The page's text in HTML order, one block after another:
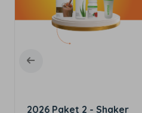
2026 Paket 3 - Shaker